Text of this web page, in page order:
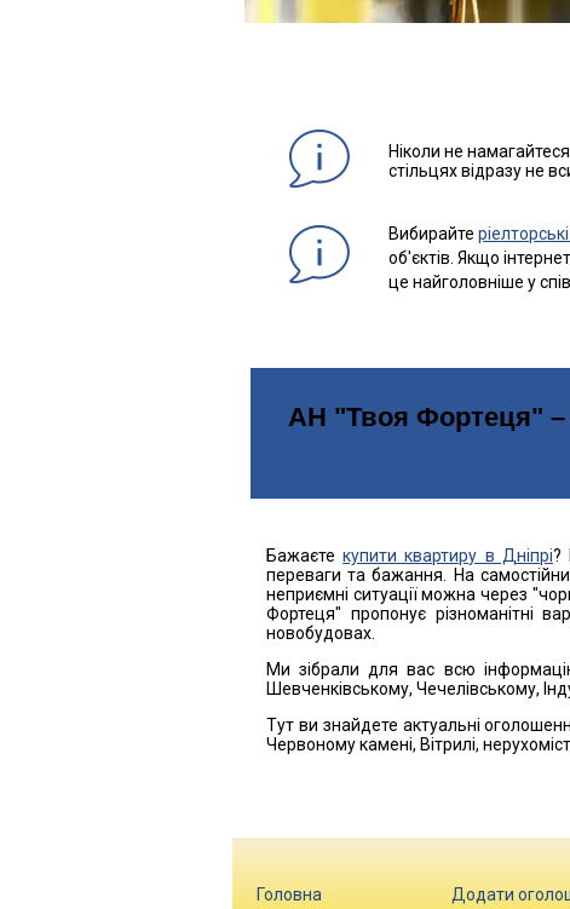
Ніколи не
стільцях відразу не
Вибирайте
об'єктів. Якщо
це найголовніше у
АН "Твоя Фортеця" –
Бажаєтекупити квартиру в Дніпрі?
переваги та бажання. На
неприємні ситуації можна через
Фортеця" пропонує різноманітні
новобудовах.
Ми зібрали для вас всю
Шевченківському, Чечелівському,
Тут ви знайдете актуальні
Червоному камені, Вітрилі,
співпрацю.
Головна Додати